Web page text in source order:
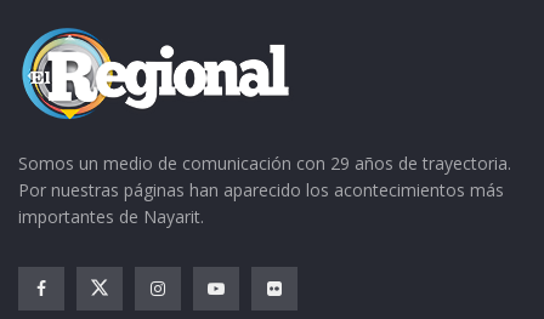
Somos un medio de comunicación con 29 años de trayectoria.
Por nuestras páginas han aparecido los acontecimientos más
importantes de Nayarit.